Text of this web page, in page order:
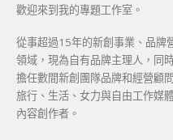
歡迎來到我的專題工作室。
從事超過15年的新創事業、品牌
領域，現為自有品牌主理人，同
擔任數間新創團隊品牌和經營顧
旅行、生活、女力與自由工作媒
內容創作者。